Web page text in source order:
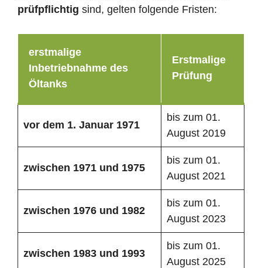
prüfpflichtig sind, gelten folgende Fristen:
erstmalige
Inbetriebnahme des
Öltanks
Erstmalige
Prüfung
vor dem 1. Januar 1971
bis zum 01.
August 2019
zwischen 1971 und 1975
bis zum 01.
August 2021
zwischen 1976 und 1982
bis zum 01.
August 2023
zwischen 1983 und 1993
bis zum 01.
August 2025